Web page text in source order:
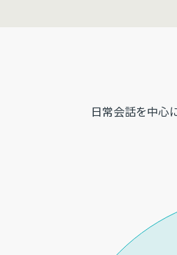
日常会話を中心